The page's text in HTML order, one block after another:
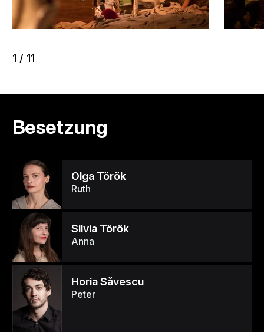
1 / 11
Besetzung
Olga Török
Ruth
Silvia Török
Anna
Horia Săvescu
Peter